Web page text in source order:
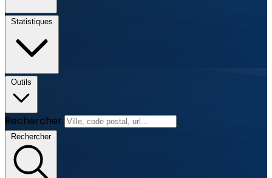
Statistiques
Outils
Rechercher
Rechercher